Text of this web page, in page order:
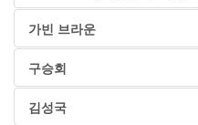
가빈 브라운
구승회
김성국